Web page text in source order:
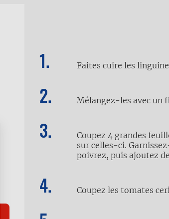
Faites cuire les
Mélangez-les avec un
Coupez 4 grandes
sur celles-ci.
poivrez, puis ajoutez
Coupez les tomates